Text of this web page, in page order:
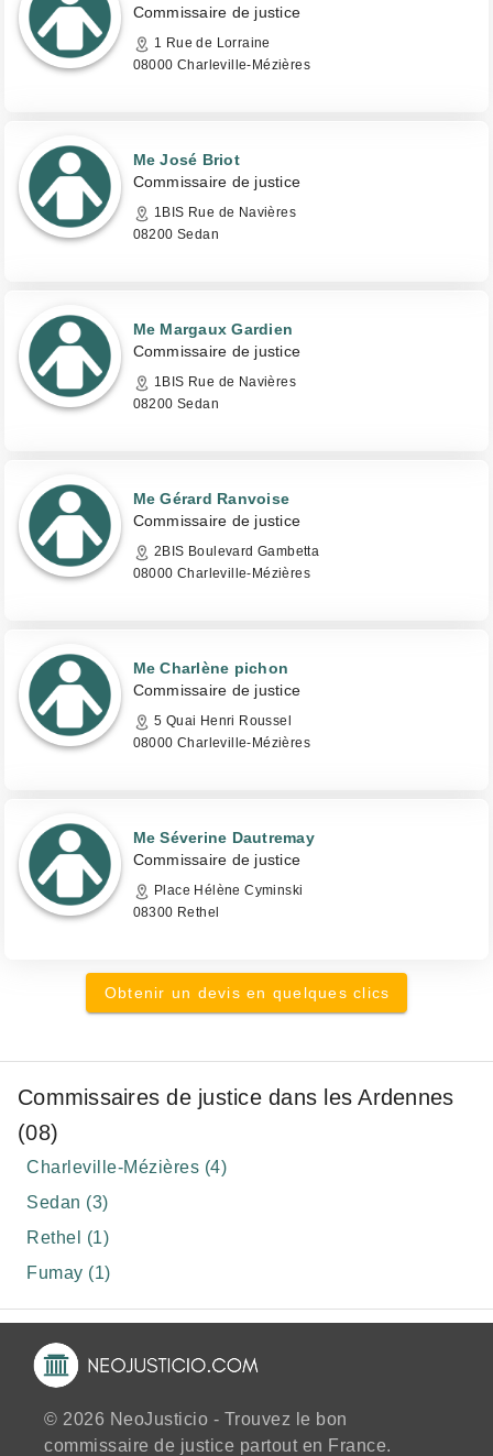
Commissaire de justice
1 Rue de Lorraine
08000 Charleville-Mézières
Me José Briot
Commissaire de justice
1BIS Rue de Navières
08200 Sedan
Me Margaux Gardien
Commissaire de justice
1BIS Rue de Navières
08200 Sedan
Me Gérard Ranvoise
Commissaire de justice
2BIS Boulevard Gambetta
08000 Charleville-Mézières
Me Charlène pichon
Commissaire de justice
5 Quai Henri Roussel
08000 Charleville-Mézières
Me Séverine Dautremay
Commissaire de justice
Place Hélène Cyminski
08300 Rethel
Obtenir un devis en quelques clics
Commissaires de justice dans les Ardennes
(08)
Charleville-Mézières (4)
Sedan (3)
Rethel (1)
Fumay (1)
© 2026 NeoJusticio - Trouvez le bon
commissaire de justice partout en France.